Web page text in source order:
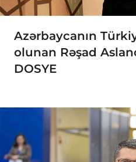
Azərbaycanın
olunan Rəşad
DOSYE